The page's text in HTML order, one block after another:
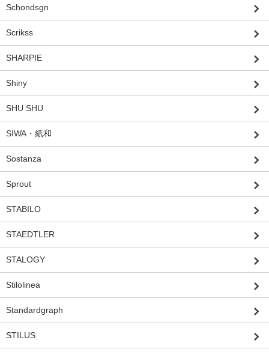
Schondsgn
Scrikss
SHARPIE
Shiny
SHU SHU
SIWA・紙和
Sostanza
Sprout
STABILO
STAEDTLER
STALOGY
Stilolinea
Standardgraph
STILUS